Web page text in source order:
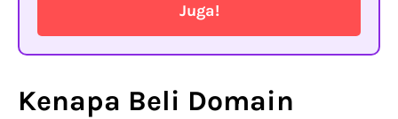
Juga!
Kenapa Beli Domain